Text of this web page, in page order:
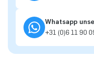
Whatsapp
+31 (0)6 11 90